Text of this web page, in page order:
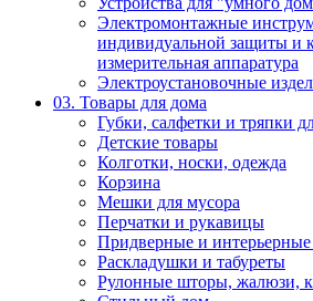
Электромонтажные
индивидуальной защиты и
измерительная аппаратура
Электроустановочные
03. Товары для дома
Губки, салфетки и тряпки
Детские товары
Колготки, носки, одежда
Корзина
Мешки для мусора
Перчатки и рукавицы
Придверные и интерьерные
Раскладушки и табуреты
Рулонные шторы, жалюзи,